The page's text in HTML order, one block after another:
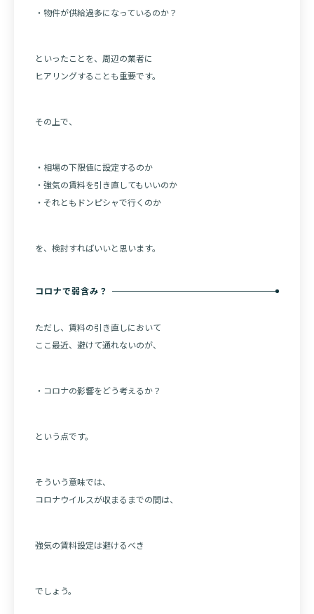
・物件が供給過多になっているのか？
といったことを、周辺の業者に
ヒアリングすることも重要です。
その上で、
・相場の下限値に設定するのか
・強気の賃料を引き直してもいいのか
・それともドンピシャで行くのか
を、検討すればいいと思います。
コロナで弱含み？
ただし、賃料の引き直しにおいて
ここ最近、避けて通れないのが、
・コロナの影響をどう考えるか？
という点です。
そういう意味では、
コロナウイルスが収まるまでの間は、
強気の賃料設定は避けるべき
でしょう。